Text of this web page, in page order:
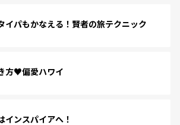
イパもかなえる！賢者の旅テクニック
方♥偏愛ハワイ
インスパイアへ！